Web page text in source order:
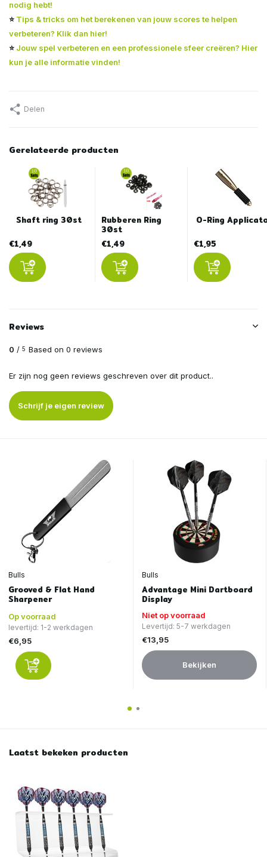
nodig hebt!
⭐ Tips & tricks om het berekenen van jouw scores te helpen
verbeteren? Klik dan hier!
⭐ Jouw spel verbeteren en een professionele sfeer creëren? Hier
kun je alle informatie vinden!
Delen
Gerelateerde producten
Shaft ring 30st
€1,49
Rubberen Ring
30st
€1,49
O-Ring
€1,95
Reviews
0 / 5 Based on 0 reviews
Er zijn nog geen reviews geschreven over dit product..
Schrijf je eigen review
Bulls
Grooved & Flat Hand
Sharpener
Op voorraad
levertijd: 1-2 werkdagen
€6,95
Bulls
Advantage Mini Dartboard
Display
Niet op voorraad
Levertijd: 5-7 werkdagen
€13,95
Bekijken
Laatst bekeken producten